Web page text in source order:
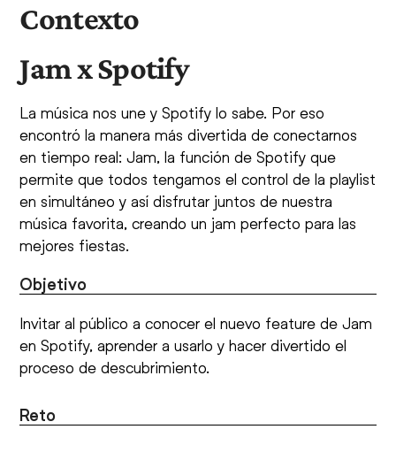
Contexto
Jam x Spotify
La música nos une y Spotify lo sabe. Por eso
encontró la manera más divertida de conectarnos
en tiempo real: Jam, la función de Spotify que
permite que todos tengamos el control de la playlist
en simultáneo y así disfrutar juntos de nuestra
música favorita, creando un jam perfecto para las
mejores fiestas.
Objetivo
Invitar al público a conocer el nuevo feature de Jam
en Spotify, aprender a usarlo y hacer divertido el
proceso de descubrimiento.
Reto